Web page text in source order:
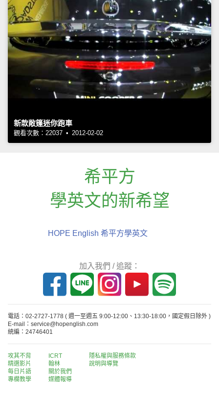
新款敞篷迷你跑車
觀看次數：22037 • 2012-02-02
希平方
學英文的新希望
HOPE English 希平方學英文
加入我們 / 追蹤：
電話：02-2727-1778 ( 週一至週五 9:00-12:00、13:30-18:00，國定假日除外 )
E-mail：service@hopenglish.com
統編：24746401
攻其不背
精選影片
每日片語
專欄教學
ICRT
翰林
關於我們
媒體報導
隱私權與服務條款
說明與導覽